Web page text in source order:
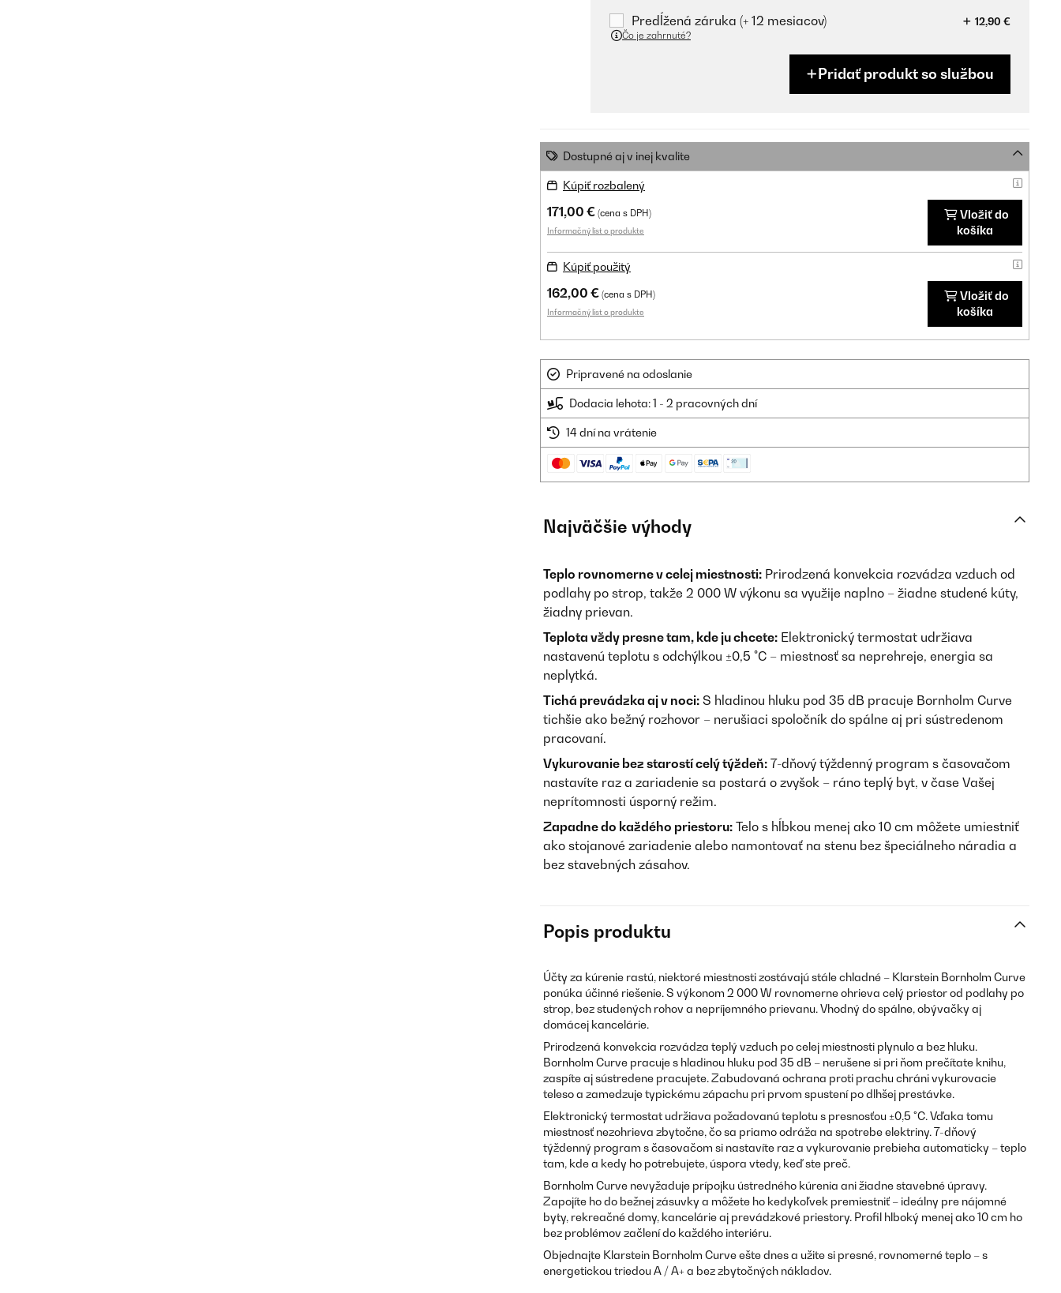
Predĺžená záruka (+ 12 mesiacov)
12,90 €
Čo je zahrnuté?
Pridať produkt so službou
Dostupné aj v inej kvalite
Kúpiť rozbalený
171,00 € (cena s DPH)
Informačný list o produkte
Vložiť do
košíka
Kúpiť použitý
162,00 € (cena s DPH)
Informačný list o produkte
Vložiť do
košíka
Pripravené na odoslanie
Dodacia lehota: 1 - 2 pracovných dní
14 dní na vrátenie
Najväčšie výhody
Teplo rovnomerne v celej miestnosti: Prirodzená konvekcia rozvádza vzduch od
podlahy po strop, takže 2 000 W výkonu sa využije naplno – žiadne studené kúty,
žiadny prievan.
Teplota vždy presne tam, kde ju chcete: Elektronický termostat udržiava
nastavenú teplotu s odchýlkou ±0,5 °C – miestnosť sa neprehreje, energia sa
neplytká.
Tichá prevádzka aj v noci: S hladinou hluku pod 35 dB pracuje Bornholm Curve
tichšie ako bežný rozhovor – nerušiaci spoločník do spálne aj pri sústredenom
pracovaní.
Vykurovanie bez starostí celý týždeň: 7-dňový týždenný program s časovačom
nastavíte raz a zariadenie sa postará o zvyšok – ráno teplý byt, v čase Vašej
neprítomnosti úsporný režim.
Zapadne do každého priestoru: Telo s hĺbkou menej ako 10 cm môžete umiestniť
ako stojanové zariadenie alebo namontovať na stenu bez špeciálneho náradia a
bez stavebných zásahov.
Popis produktu
Účty za kúrenie rastú, niektoré miestnosti zostávajú stále chladné – Klarstein Bornholm Curve
ponúka účinné riešenie. S výkonom 2 000 W rovnomerne ohrieva celý priestor od podlahy po
strop, bez studených rohov a nepríjemného prievanu. Vhodný do spálne, obývačky aj
domácej kancelárie.
Prirodzená konvekcia rozvádza teplý vzduch po celej miestnosti plynulo a bez hluku.
Bornholm Curve pracuje s hladinou hluku pod 35 dB – nerušene si pri ňom prečítate knihu,
zaspíte aj sústredene pracujete. Zabudovaná ochrana proti prachu chráni vykurovacie
teleso a zamedzuje typickému zápachu pri prvom spustení po dlhšej prestávke.
Elektronický termostat udržiava požadovanú teplotu s presnosťou ±0,5 °C. Vďaka tomu
miestnosť nezohrieva zbytočne, čo sa priamo odráža na spotrebe elektriny. 7-dňový
týždenný program s časovačom si nastavíte raz a vykurovanie prebieha automaticky – teplo
tam, kde a kedy ho potrebujete, úspora vtedy, keď ste preč.
Bornholm Curve nevyžaduje prípojku ústredného kúrenia ani žiadne stavebné úpravy.
Zapojíte ho do bežnej zásuvky a môžete ho kedykoľvek premiestniť – ideálny pre nájomné
byty, rekreačné domy, kancelárie aj prevádzkové priestory. Profil hlboký menej ako 10 cm ho
bez problémov začlení do každého interiéru.
Objednajte Klarstein Bornholm Curve ešte dnes a užite si presné, rovnomerné teplo – s
energetickou triedou A / A+ a bez zbytočných nákladov.